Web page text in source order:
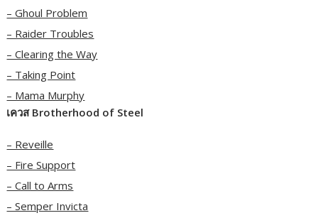
– Ghoul Problem
– Raider Troubles
– Clearing the Way
– Taking Point
– Mama Murphy
เควส Brotherhood of Steel
– Reveille
– Fire Support
– Call to Arms
– Semper Invicta